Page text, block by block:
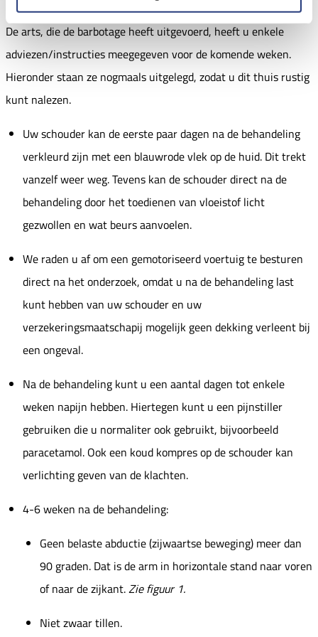
De arts, die de barbotage heeft uitgevoerd, heeft u enkele
adviezen/instructies meegegeven voor de komende weken.
Hieronder staan ze nogmaals uitgelegd, zodat u dit thuis rustig
kunt nalezen.
Uw schouder kan de eerste paar dagen na de behandeling
verkleurd zijn met een blauwrode vlek op de huid. Dit trekt
vanzelf weer weg. Tevens kan de schouder direct na de
behandeling door het toedienen van vloeistof licht
gezwollen en wat beurs aanvoelen.
We raden u af om een gemotoriseerd voertuig te besturen
direct na het onderzoek, omdat u na de behandeling last
kunt hebben van uw schouder en uw
verzekeringsmaatschapij mogelijk geen dekking verleent bij
een ongeval.
Na de behandeling kunt u een aantal dagen tot enkele
weken napijn hebben. Hiertegen kunt u een pijnstiller
gebruiken die u normaliter ook gebruikt, bijvoorbeeld
paracetamol. Ook een koud kompres op de schouder kan
verlichting geven van de klachten.
4-6 weken na de behandeling:
Geen belaste abductie (zijwaartse beweging) meer dan
90 graden. Dat is de arm in horizontale stand naar voren
of naar de zijkant.Zie figuur 1.
Niet zwaar tillen.